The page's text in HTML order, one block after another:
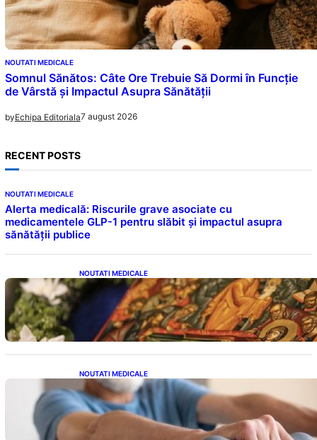
NOUTATI MEDICALE
Somnul Sănătos: Câte Ore Trebuie Să Dormi în Funcție
de Vârstă și Impactul Asupra Sănătății
byEchipa Editoriala7 august 2026
RECENT POSTS
NOUTATI MEDICALE
Alerta medicală: Riscurile grave asociate cu
medicamentele GLP-1 pentru slăbit și impactul asupra
sănătății publice
NOUTATI MEDICALE
Postul Adormirii Maicii Domnului: Tradiții,
Superstiții și Implicații Spiritualitate în 2026
NOUTATI MEDICALE
Îmbunătățirea sănătății cardiovasculare:
Patru exerciții simple pentru reducerea
tensiunii arteriale la domiciliu